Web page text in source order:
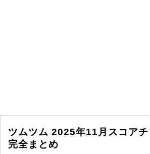
ツムツム 2025年11月スコア
完全まとめ